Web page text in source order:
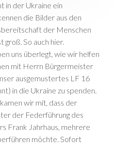
in der Ukraine ein
die Bilder aus den
der Menschen
groß. So auch hier.
uns überlegt, wie wir helfen
mit Herrn Bürgermeister
ausgemustertes LF 16
in die Ukraine zu spenden.
wir mit, dass der
der Federführung des
Frank Jahrhaus, mehrere
möchte. Sofort